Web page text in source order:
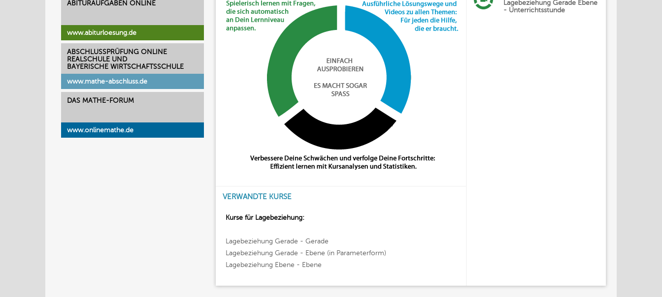
VERWANDTE KURSE
Kurse für Lagebeziehung:
Lagebeziehung Gerade - Gerade
Lagebeziehung Gerade - Ebene (in Parameterform)
Lagebeziehung Ebene - Ebene
Lagebeziehung Gerade Ebene
- Unterrichtsstunde
ABITURAUFGABEN ONLINE
www.abiturloesung.de
ABSCHLUSSPRÜFUNG ONLINE
REALSCHULE UND
BAYERISCHE WIRTSCHAFTSSCHULE
www.mathe-abschluss.de
DAS MATHE-FORUM
www.onlinemathe.de